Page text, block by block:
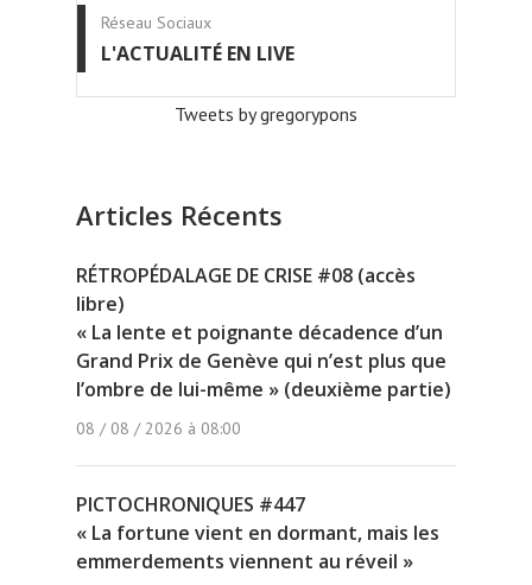
Réseau Sociaux
L'ACTUALITÉ EN LIVE
Tweets by gregorypons
Articles Récents
RÉTROPÉDALAGE DE CRISE #08 (accès
libre)
« La lente et poignante décadence d’un
Grand Prix de Genève qui n’est plus que
l’ombre de lui-même » (deuxième partie)
08 / 08 / 2026 à 08:00
PICTOCHRONIQUES #447
« La fortune vient en dormant, mais les
emmerdements viennent au réveil »